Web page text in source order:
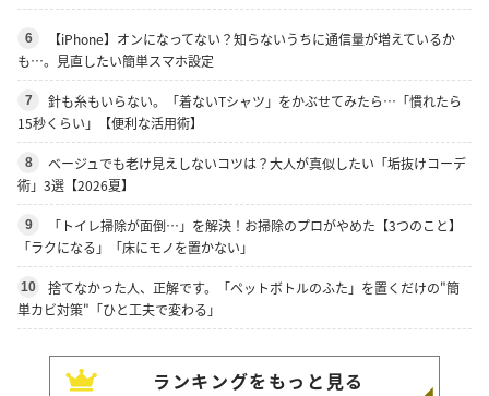
6
【iPhone】オンになってない？知らないうちに通信量が増えているか
も…。見直したい簡単スマホ設定
7
針も糸もいらない。「着ないTシャツ」をかぶせてみたら…「慣れたら
15秒くらい」【便利な活用術】
8
ベージュでも老け見えしないコツは？大人が真似したい「垢抜けコーデ
術」3選【2026夏】
9
「トイレ掃除が面倒…」を解決！お掃除のプロがやめた【3つのこと】
「ラクになる」「床にモノを置かない」
10
捨てなかった人、正解です。「ペットボトルのふた」を置くだけの"簡
単カビ対策"「ひと工夫で変わる」
ランキングをもっと見る